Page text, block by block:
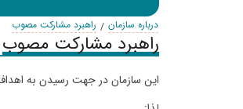
درباره سازمان راهبرد مشارکت مصوب
راهبرد مشارکت مصوب
این سازمان در جهت رسیدن به اهداف